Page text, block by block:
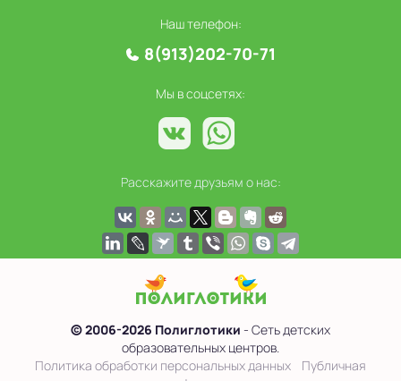
Наш телефон:
8(913)202-70-71
Мы в соцсетях:
Расскажите друзьям о нас:
© 2006-2026 Полиглотики - Сеть детских
образовательных центров.
Политика обработки персональных данных
Публичная